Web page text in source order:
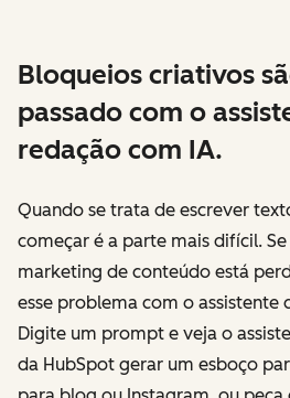
Bloqueios criativos
passado com o
redação com IA.
Quando se trata de escrever
começar é a parte mais difícil.
marketing de conteúdo está
esse problema com o assistente
Digite um prompt e veja o
da HubSpot gerar um esboço